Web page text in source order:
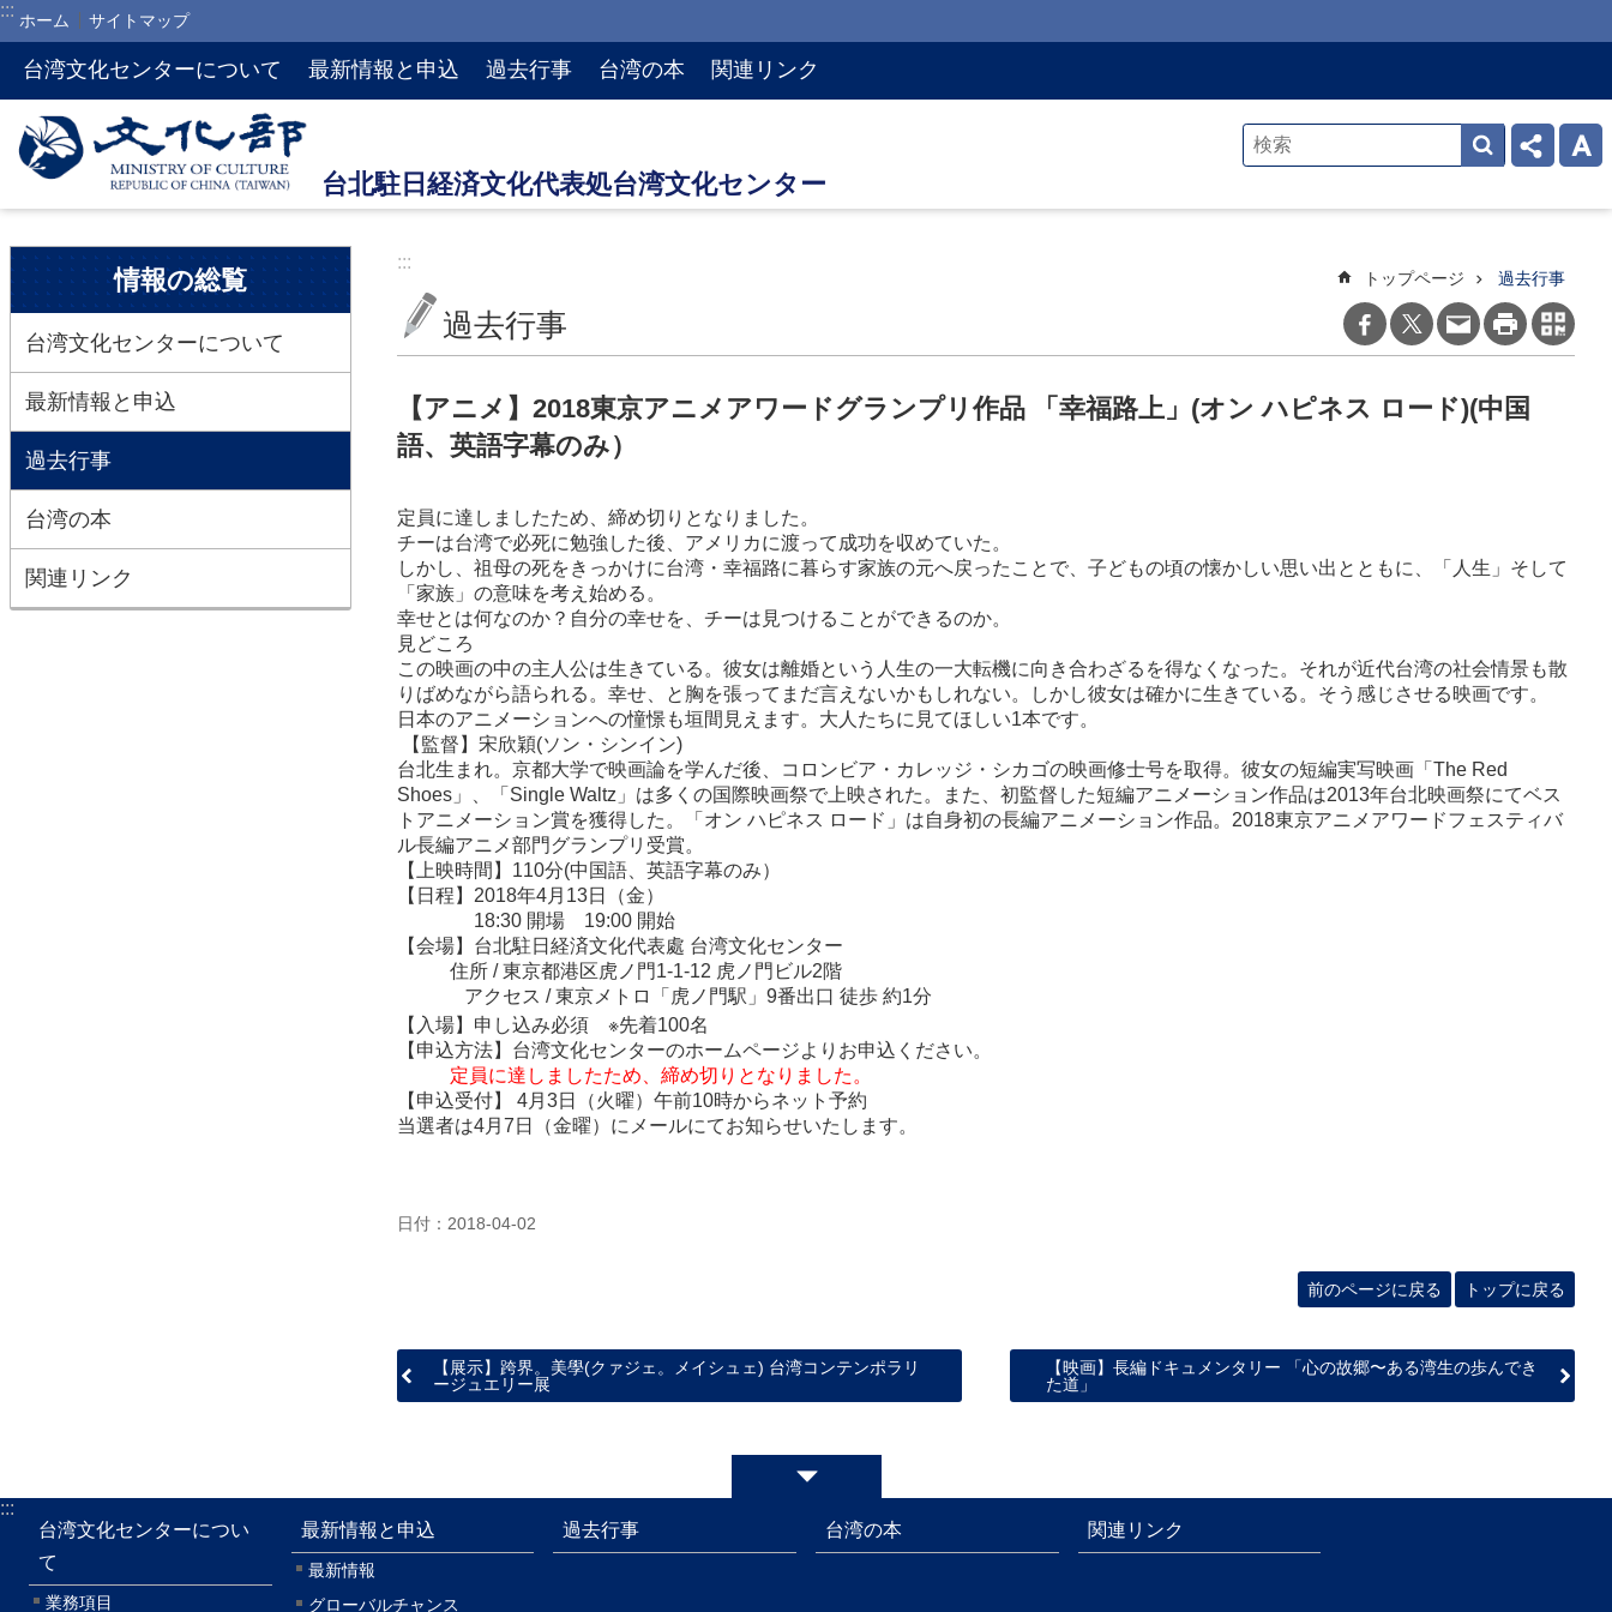
メインのコンテンツブロックにジャンプします
::: ホーム サイトマップ
台湾文化センターについて 最新情報と申込 過去行事 台湾の本 関連リンク
:::
情報の総覧
台湾文化センターについて
最新情報と申込
過去行事
台湾の本
関連リンク
:::
トップページ 過去行事
過去行事
【アニメ】2018東京アニメアワードグランプリ作品 「幸福路上」(オン ハピネス ロード)(中国
語、英語字幕のみ）
定員に達しましたため、締め切りとなりました。
チーは台湾で必死に勉強した後、アメリカに渡って成功を収めていた。
しかし、祖母の死をきっかけに台湾・幸福路に暮らす家族の元へ戻ったことで、子どもの頃の懐かしい思い出とともに、「人生」そして
「家族」の意味を考え始める。
幸せとは何なのか？自分の幸せを、チーは見つけることができるのか。
見どころ
この映画の中の主人公は生きている。彼女は離婚という人生の一大転機に向き合わざるを得なくなった。それが近代台湾の社会情景も散
りばめながら語られる。幸せ、と胸を張ってまだ言えないかもしれない。しかし彼女は確かに生きている。そう感じさせる映画です。
日本のアニメーションへの憧憬も垣間見えます。大人たちに見てほしい1本です。
【監督】宋欣穎(ソン・シンイン)
台北生まれ。京都大学で映画論を学んだ後、コロンビア・カレッジ・シカゴの映画修士号を取得。彼女の短編実写映画「 The Red
Shoes 」、「 Single Waltz 」は多くの国際映画祭で上映された。また、初監督した短編アニメーション作品は2013年台北映画祭にてベス
トアニメーション賞を獲得した。「オン ハピネス ロード」は自身初の長編アニメーション作品。 2018東京アニメアワードフェスティバ
ル長編アニメ部門グランプリ 受賞。
【上映時間】 110分(中国語、英語字幕のみ）
【日程】 2018年4月 13日（金）
18:30 開場 19:00 開始
【会場】台北駐日経済文化代表處 台湾文化センター
住所 /東京都港区虎ノ門1-1-12 虎ノ門ビル2階
アクセス /東京メトロ「虎ノ門駅」 9番出口 徒歩 約1分
【入場】申し込み必須 ※先着100名
【申込方法】台湾文化センターのホームページよりお申込ください。
定員に達しましたため、締め切りとなりました。
【申込受付】 4月 3日（火曜）午前10時からネット予約
当選者は4月 7 日（金曜）にメールにてお知らせいたします。
日付：2018-04-02
前のページに戻る トップに戻る
【展示】跨界。美學(クァジェ。メイシュェ) 台湾コンテンポラリ
ージュエリー展
【映画】長編ドキュメンタリー 「心の故郷〜ある湾生の歩んでき
た道」
:::
台湾文化センターについ
て
業務項目
最新情報と申込
最新情報
グローバルチャンス
過去行事 台湾の本 関連リンク